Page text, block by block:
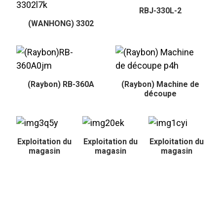
(WANHONG) 3302
RBJ-330L-2
(Raybon) RB-360A
(Raybon) Machine de
découpe
Exploitation du
magasin
Exploitation du
magasin
Exploitation du
magasin